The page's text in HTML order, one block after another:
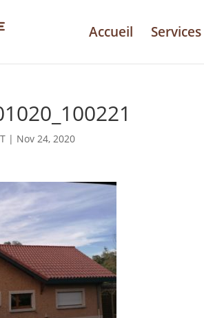
Accueil Services
| Nov 24, 2020